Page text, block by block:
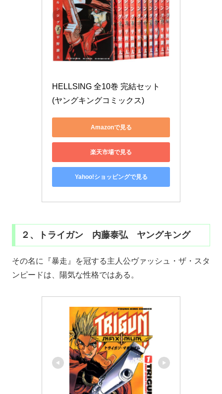
HELLSING 全10巻 完結セット
(ヤングキングコミックス)
Amazonで見る
楽天市場で見る
Yahoo!ショッピングで見る
２、トライガン 内藤泰弘 ヤングキング
その名に『暴走』を冠する主人公ヴァッシュ・ザ・スタ
ンピードは、陽気な性格ではある。